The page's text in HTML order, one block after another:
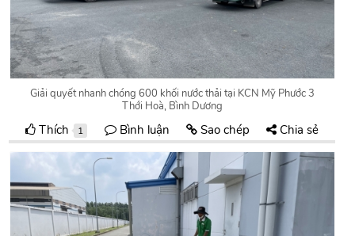
Giải quyết nhanh chóng 600 khối nước thải tại KCN Mỹ Phước 3
Thới Hoà, Bình Dương
Thích 1 Bình luận Sao chép Chia sẻ